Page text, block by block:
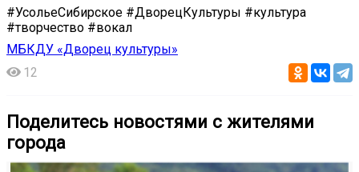
#УсольеСибирское #ДворецКультуры #культура
#творчество #вокал
МБКДУ «Дворец культуры»
12
Поделитесь новостями с жителями
города